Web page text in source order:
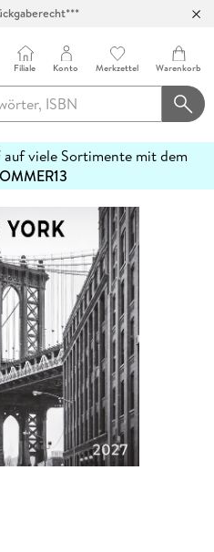
Filiale Konto Merkzettel Warenkorb
auf viele Sortimente mit dem